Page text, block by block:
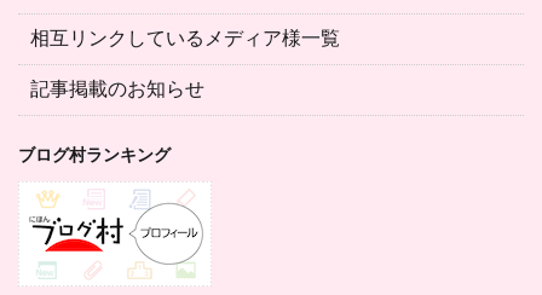
相互リンクしているメディア様一覧
記事掲載のお知らせ
ブログ村ランキング